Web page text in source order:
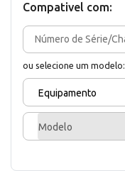
Compativel com:
ou selecione um modelo:
Equipamento
Modelo